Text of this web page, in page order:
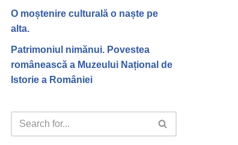
O moștenire culturală o naște pe
alta.
Patrimoniul nimănui. Povestea
românească a Muzeului Național de
Istorie a României